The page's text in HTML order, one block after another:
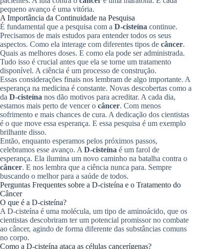
pequeno avanço é uma vitória.
A Importância da Continuidade na Pesquisa
É fundamental que a pesquisa com a D-cisteína continue.
Precisamos de mais estudos para entender todos os seus
aspectos. Como ela interage com diferentes tipos de câncer.
Quais as melhores doses. E como ela pode ser administrada.
Tudo isso é crucial antes que ela se torne um tratamento
disponível. A ciência é um processo de construção.
Essas considerações finais nos lembram de algo importante. A
esperança na medicina é constante. Novas descobertas como a
da D-cisteína nos dão motivos para acreditar. A cada dia,
estamos mais perto de vencer o câncer. Com menos
sofrimento e mais chances de cura. A dedicação dos cientistas
é o que move essa esperança. E essa pesquisa é um exemplo
brilhante disso.
Então, enquanto esperamos pelos próximos passos,
celebramos esse avanço. A D-cisteína é um farol de
esperança. Ela ilumina um novo caminho na batalha contra o
câncer. E nos lembra que a ciência nunca para. Sempre
buscando o melhor para a saúde de todos.
Perguntas Frequentes sobre a D-cisteína e o Tratamento do
Câncer
O que é a D-cisteína?
A D-cisteína é uma molécula, um tipo de aminoácido, que os
cientistas descobriram ter um potencial promissor no combate
ao câncer, agindo de forma diferente das substâncias comuns
no corpo.
Como a D-cisteína ataca as células cancerígenas?